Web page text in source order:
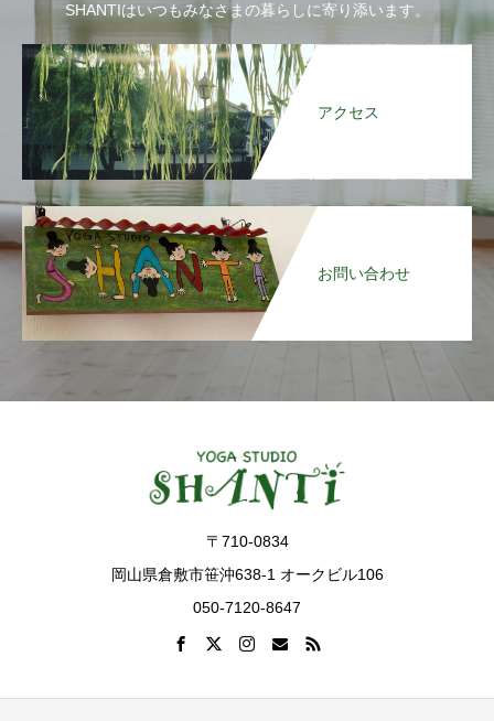
SHANTIはいつもみなさまの暮らしに寄り添います。
アクセス
お問い合わせ
〒710-0834
岡山県倉敷市笹沖638-1 オークビル106
050-7120-8647